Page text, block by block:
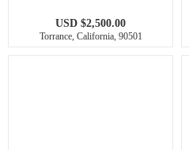
USD $2,500.00
Torrance, California, 90501